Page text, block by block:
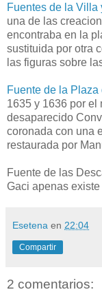
Fuentes de la Villa
una de las
encontraba en la
sustituida por otra
las figuras sobre
Fuente de la
1635 y 1636 por el
desaparecido
coronada con una
restaurada por
Fuente de las
Gaci apenas
Esetena en 22:04
Compartir
2 comentarios: